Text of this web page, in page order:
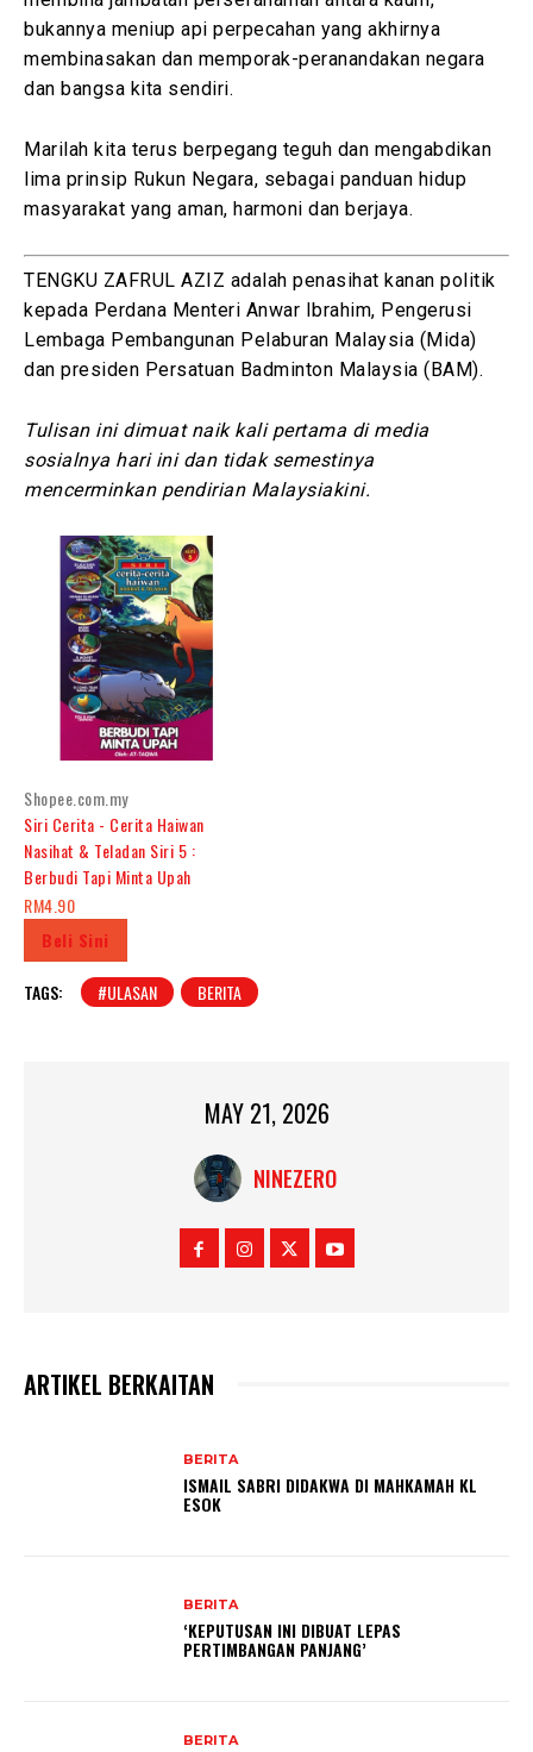
bukannya meniup api perpecahan yang akhirnya
membinasakan dan memporak-peranandakan negara
dan bangsa kita sendiri.
Marilah kita terus berpegang teguh dan mengabdikan
lima prinsip Rukun Negara, sebagai panduan hidup
masyarakat yang aman, harmoni dan berjaya.
TENGKU ZAFRUL AZIZ adalah penasihat kanan politik
kepada Perdana Menteri Anwar Ibrahim, Pengerusi
Lembaga Pembangunan Pelaburan Malaysia (Mida)
dan presiden Persatuan Badminton Malaysia (BAM).
Tulisan ini dimuat naik kali pertama di media
sosialnya hari ini dan tidak semestinya
mencerminkan pendirian Malaysiakini.
Shopee.com.my
Siri Cerita - Cerita Haiwan
Nasihat & Teladan Siri 5 :
Berbudi Tapi Minta Upah
RM4.90
Beli Sini
TAGS: #ULASAN BERITA
MAY 21, 2026
NINEZERO
ARTIKEL BERKAITAN
BERITA
ISMAIL SABRI DIDAKWA DI MAHKAMAH KL
ESOK
BERITA
‘KEPUTUSAN INI DIBUAT LEPAS
PERTIMBANGAN PANJANG’
BERITA